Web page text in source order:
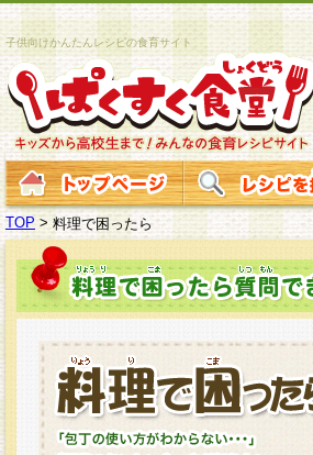
子供向けかんたんレシピの食育サイト
TOP >料理で困ったら